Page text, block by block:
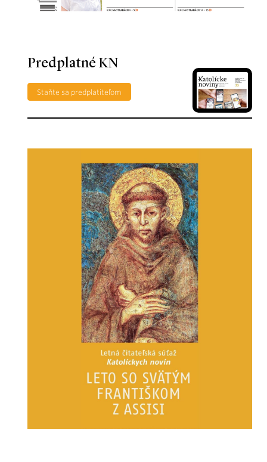
Predplatné KN
Staňte sa predplatiteľom